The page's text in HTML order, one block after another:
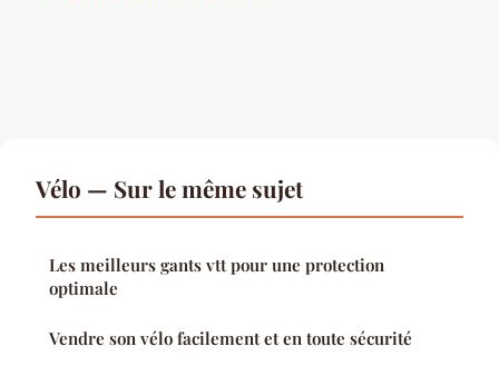
Vélo — Sur le même sujet
Les meilleurs gants vtt pour une protection
optimale
Vendre son vélo facilement et en toute sécurité